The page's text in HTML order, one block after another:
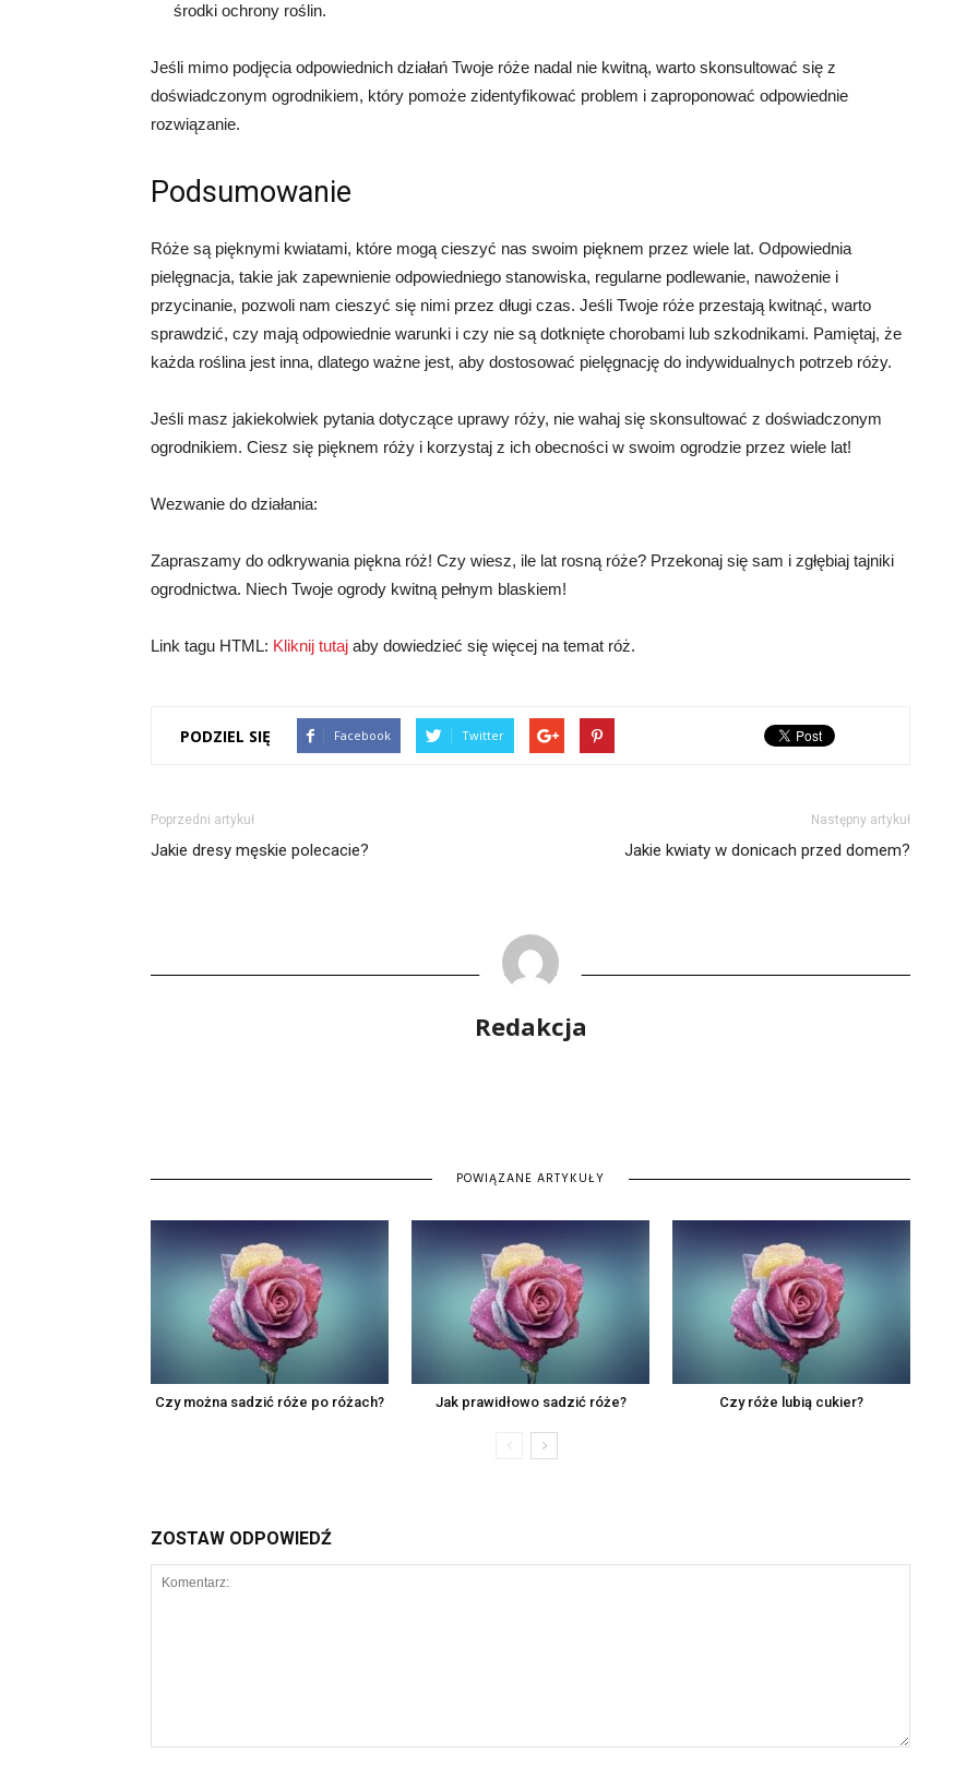
środki ochrony roślin.
Jeśli mimo podjęcia odpowiednich działań Twoje róże nadal nie kwitną, warto skonsultować się z
doświadczonym ogrodnikiem, który pomoże zidentyfikować problem i zaproponować odpowiednie
rozwiązanie.
Podsumowanie
Róże są pięknymi kwiatami, które mogą cieszyć nas swoim pięknem przez wiele lat. Odpowiednia
pielęgnacja, takie jak zapewnienie odpowiedniego stanowiska, regularne podlewanie, nawożenie i
przycinanie, pozwoli nam cieszyć się nimi przez długi czas. Jeśli Twoje róże przestają kwitnąć, warto
sprawdzić, czy mają odpowiednie warunki i czy nie są dotknięte chorobami lub szkodnikami. Pamiętaj, że
każda roślina jest inna, dlatego ważne jest, aby dostosować pielęgnację do indywidualnych potrzeb róży.
Jeśli masz jakiekolwiek pytania dotyczące uprawy róży, nie wahaj się skonsultować z doświadczonym
ogrodnikiem. Ciesz się pięknem róży i korzystaj z ich obecności w swoim ogrodzie przez wiele lat!
Wezwanie do działania:
Zapraszamy do odkrywania piękna róż! Czy wiesz, ile lat rosną róże? Przekonaj się sam i zgłębiaj tajniki
ogrodnictwa. Niech Twoje ogrody kwitną pełnym blaskiem!
Link tagu HTML: Kliknij tutaj aby dowiedzieć się więcej na temat róż.
PODZIEL SIĘ Facebook Twitter
Poprzedni artykuł
Jakie dresy męskie polecacie?
Następny artykuł
Jakie kwiaty w donicach przed domem?
Redakcja
POWIĄZANE ARTYKUŁY
Czy można sadzić róże po różach? Jak prawidłowo sadzić róże? Czy róże lubią cukier?
ZOSTAW ODPOWIEDŹ